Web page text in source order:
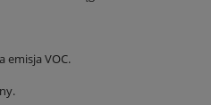
emisja VOC.